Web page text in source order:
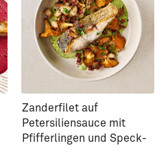
Zanderfilet auf
Petersiliensauce mit
Pfifferlingen und Speck-